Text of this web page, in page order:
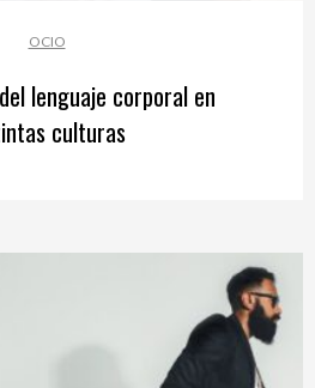
OCIO
lenguaje corporal en
culturas